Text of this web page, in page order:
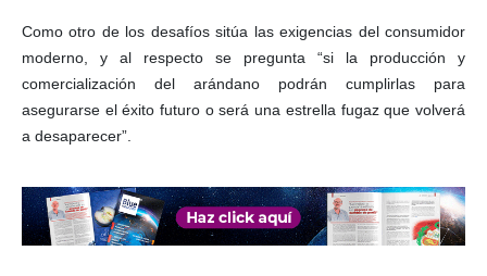
Como otro de los desafíos sitúa las exigencias del consumidor
moderno, y al respecto se pregunta “si la producción y
comercialización del arándano podrán cumplirlas para
asegurarse el éxito futuro o será una estrella fugaz que volverá
a desaparecer”.